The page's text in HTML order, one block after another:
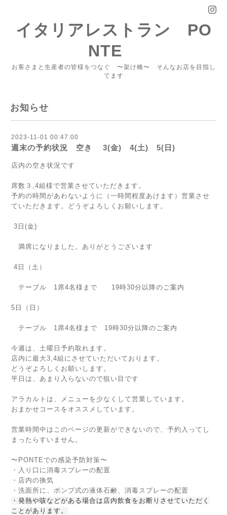
イタリアレストラン PO
NTE
お客さまと生産者の皆様をつなぐ 〜架け橋〜 そんなお店を目指し
てます
お知らせ
2023-11-01 00:47:00
週末の予約状況 空き 3(金) 4(土) 5(日)
店内の空き状況です
席数３,4組様で営業させていただきます。
予約の時間があわないように（一時間程度あけます）営業させ
ていただきます。どうぞよろしくお願いします。
3日(金)
満席になりました。ありがとうございます
4日（土）
テーブル 1席4名様まで 19時30分以降のご案内
5日（日）
テーブル 1席4名様まで 19時30分以降のご案内
今週は、土曜日予約取れます。
店内に最大3,4組にさせていただいております。
どうぞよろしくお願いします。
平日は、あまり入らないので狙い目です
アラカルトは、メニューを少なくして営業しています。
おまかせコースをオススメしています。
営業時間中はこのページの更新ができないので、予約入ってし
まったらすいません。
〜PONTEでの感染予防対策〜
・入り口に消毒スプレーの配置
・店内の換気
・洗面所に、ポンプ式の液体石鹸、消毒スプレーの配置
・発熱や咳などがある場合は店内飲食をお断りさせていただく
ことがあります。